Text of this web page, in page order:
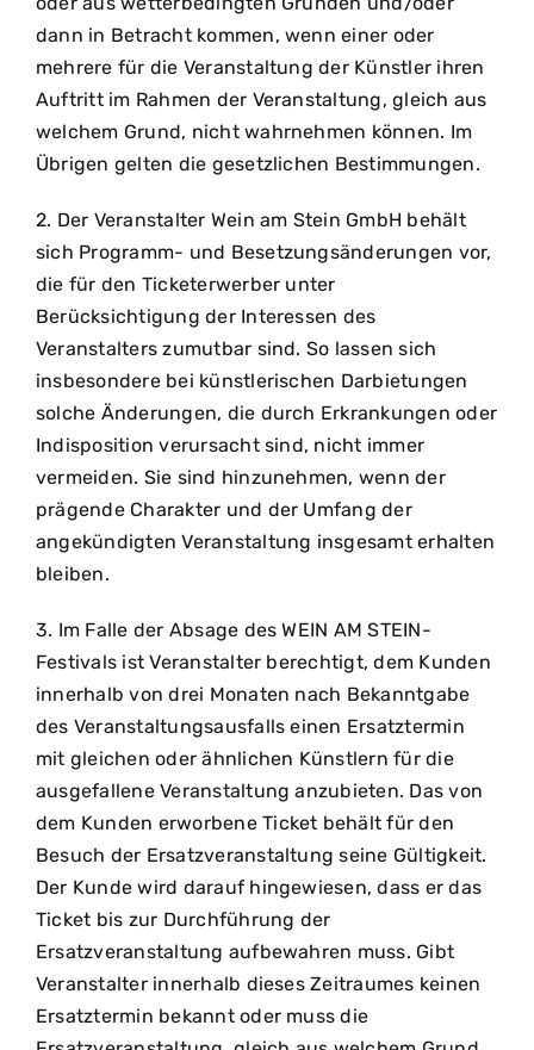
dann in Betracht kommen, wenn einer oder
mehrere für die Veranstaltung der Künstler ihren
Auftritt im Rahmen der Veranstaltung, gleich aus
welchem Grund, nicht wahrnehmen können. Im
Übrigen gelten die gesetzlichen Bestimmungen.
2. Der Veranstalter Wein am Stein GmbH behält
sich Programm- und Besetzungsänderungen vor,
die für den Ticketerwerber unter
Berücksichtigung der Interessen des
Veranstalters zumutbar sind. So lassen sich
insbesondere bei künstlerischen Darbietungen
solche Änderungen, die durch Erkrankungen oder
Indisposition verursacht sind, nicht immer
vermeiden. Sie sind hinzunehmen, wenn der
prägende Charakter und der Umfang der
angekündigten Veranstaltung insgesamt erhalten
bleiben.
3. Im Falle der Absage des WEIN AM STEIN-
Festivals ist Veranstalter berechtigt, dem Kunden
innerhalb von drei Monaten nach Bekanntgabe
des Veranstaltungsausfalls einen Ersatztermin
mit gleichen oder ähnlichen Künstlern für die
ausgefallene Veranstaltung anzubieten. Das von
dem Kunden erworbene Ticket behält für den
Besuch der Ersatzveranstaltung seine Gültigkeit.
Der Kunde wird darauf hingewiesen, dass er das
Ticket bis zur Durchführung der
Ersatzveranstaltung aufbewahren muss. Gibt
Veranstalter innerhalb dieses Zeitraumes keinen
Ersatztermin bekannt oder muss die